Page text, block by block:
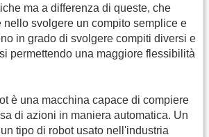
ma a differenza di queste, che
svolgere un compito semplice e
in grado di svolgere compiti diversi e
permettendo una maggiore flessibilità
è una macchina capace di compiere
di azioni in maniera automatica. Un
tipo di robot usato nell'industria